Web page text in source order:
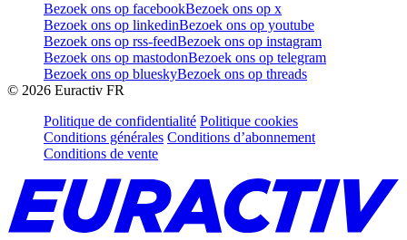
Bezoek ons op facebookBezoek ons op x
Bezoek ons op linkedinBezoek ons op youtube
Bezoek ons op rss-feedBezoek ons op instagram
Bezoek ons op mastodonBezoek ons op telegram
Bezoek ons op blueskyBezoek ons op threads
© 2026 Euractiv FR
Politique de confidentialité Politique cookies
Conditions générales Conditions d’abonnement
Conditions de vente